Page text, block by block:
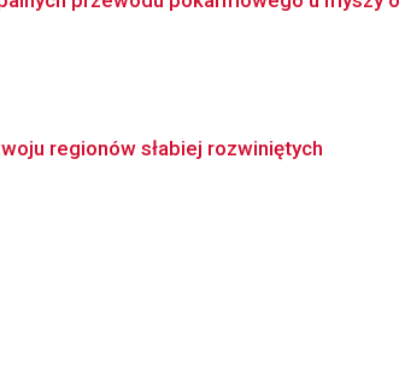
regionów słabiej rozwiniętych